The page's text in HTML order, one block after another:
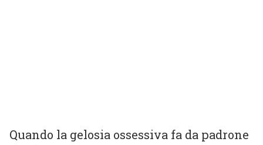
Quando la gelosia ossessiva fa da padrone